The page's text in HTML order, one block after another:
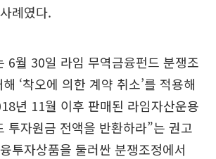
례였다.
6월 30일 라임 무역금융펀드 분쟁조
‘착오에 의한 계약 취소’를 적용해
년 11월 이후 판매된 라임자산운용
투자원금 전액을 반환하라”는 권고
투자상품을 둘러싼 분쟁조정에서